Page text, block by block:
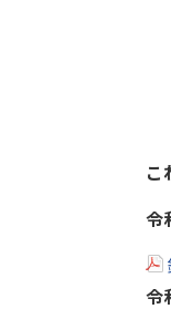
こ
令
令